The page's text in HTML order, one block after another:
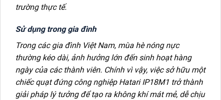
trường thực tế.
Sử dụng trong gia đình
Trong các gia đình Việt Nam, mùa hè nóng nực
thường kéo dài, ảnh hưởng lớn đến sinh hoạt hàng
ngày của các thành viên. Chính vì vậy, việc sở hữu một
chiếc quạt đứng công nghiệp Hatari IP18M1 trở thành
giải pháp lý tưởng để tạo ra không khí mát mẻ, dễ chịu